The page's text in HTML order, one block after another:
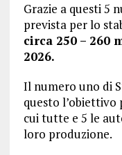
Grazie a questi 5
prevista per lo
circa 250 – 260
2026.
Il numero uno di
questo
cui tutte e 5 le
loro produzione.